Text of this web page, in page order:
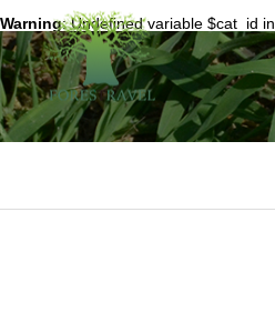
Warning: Undefined variable $cat_id in